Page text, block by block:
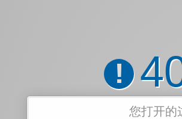
!
您打开的